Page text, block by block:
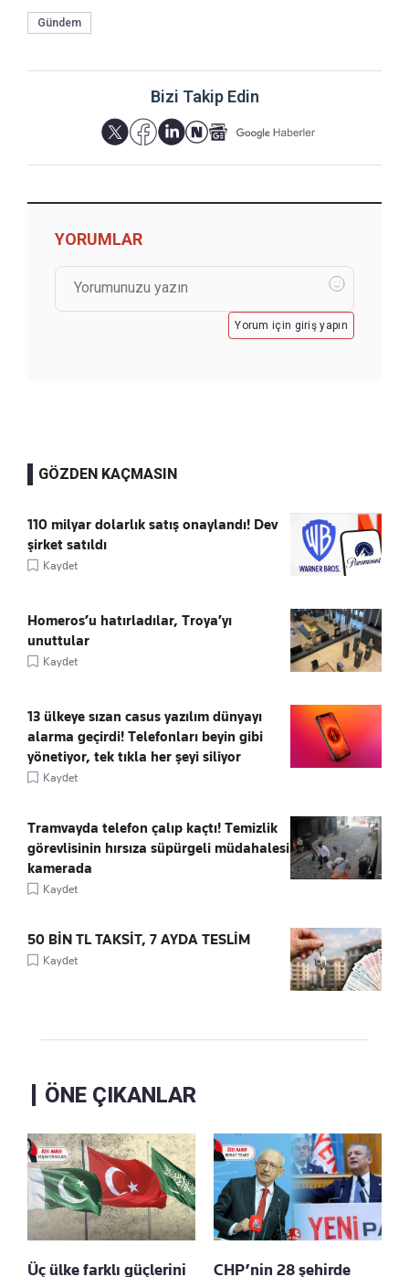
Gündem
Bizi Takip Edin
YORUMLAR
Yorum için giriş yapın
GÖZDEN KAÇMASIN
110 milyar dolarlık satış onaylandı! Dev
şirket satıldı
Kaydet
Homeros’u hatırladılar, Troya’yı
unuttular
Kaydet
13 ülkeye sızan casus yazılım dünyayı
alarma geçirdi! Telefonları beyin gibi
yönetiyor, tek tıkla her şeyi siliyor
Kaydet
Tramvayda telefon çalıp kaçtı! Temizlik
görevlisinin hırsıza süpürgeli müdahalesi
kamerada
Kaydet
50 BİN TL TAKSİT, 7 AYDA TESLİM
Kaydet
ÖNE ÇIKANLAR
Üç ülke farklı güçlerini CHP’nin 28 şehirde